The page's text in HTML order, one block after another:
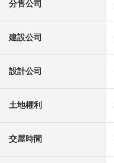
分售公司
建設公司
設計公司
土地權利
交屋時間